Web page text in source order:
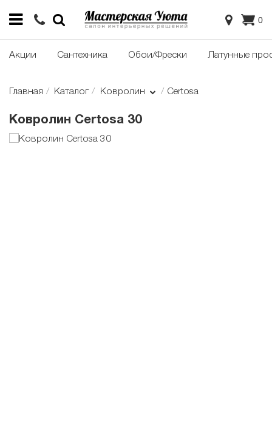
0
Акции Сантехника Обои/Фрески Латунные
Главная Каталог Ковролин Certosa
Ковролин Certosa 30